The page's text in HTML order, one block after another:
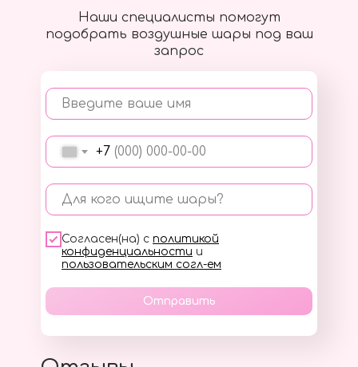
Наши специалисты помогут
подобрать воздушные шары под ваш
запрос
Введите ваше имя
+7
Для кого ищите шары?
Согласен(на) с политикой
конфиденциальности и
пользовательским согл-ем
Отправить